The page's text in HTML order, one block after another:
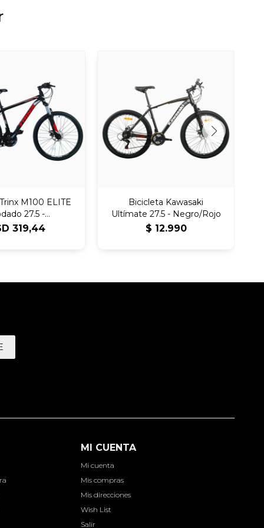
M100 ELITE
27.5 -
Rojo/Gris
319,44
Bicicleta Kawasaki
Ultímate 27.5 - Negro/Rojo
$ 12.990
MI CUENTA
Mi cuenta
Mis compras
Mis direcciones
Wish List
Salir